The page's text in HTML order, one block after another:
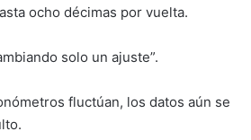
ocho décimas por vuelta.
solo un ajuste”.
fluctúan, los datos aún se